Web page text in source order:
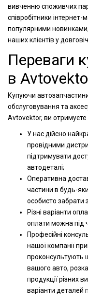
вивченню споживчих
співробітники
популярними
наших клієнтів у
Переваги
в
Купуючи
обслуговування та
Avtovektor, ви отримуєте
У нас дійсно
провідними
підтримувати
автодеталі;
Оперативна
частини в будь-
особисто забрати
Різні варіанти
оплати можна під
Професійні
нашої компанії
проконсультують
вашого авто,
продукції різних
варіанти деталей